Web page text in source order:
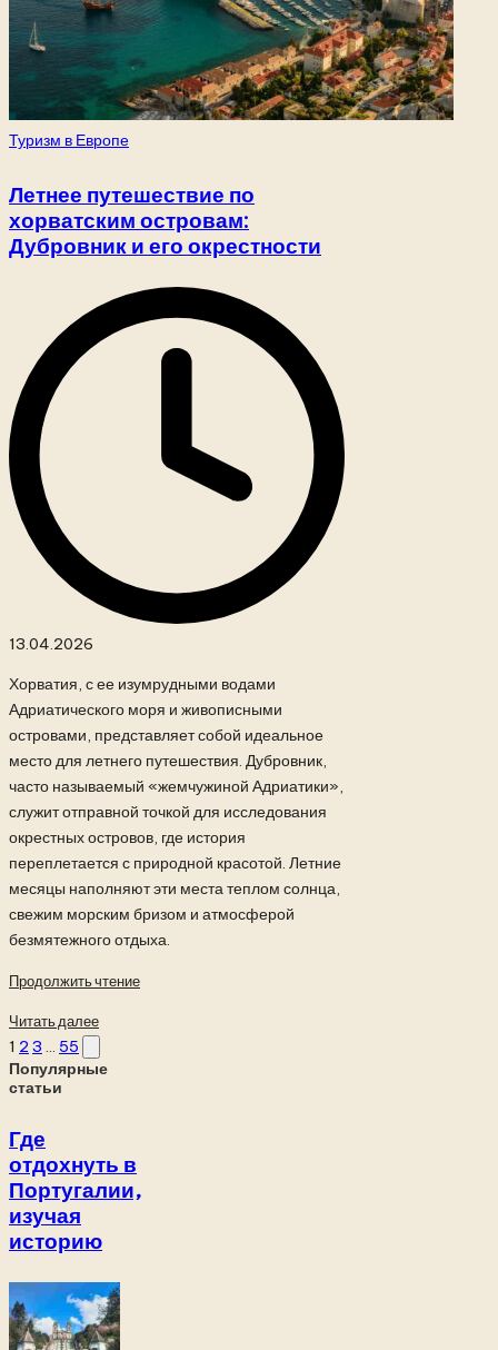
Опубликовано
Туризм в Европе
Летнее путешествие по
хорватским островам:
Дубровник и его окрестности
13.04.2026
Хорватия, с ее изумрудными водами
Адриатического моря и живописными
островами, представляет собой идеальное
место для летнего путешествия. Дубровник,
часто называемый «жемчужиной Адриатики»,
служит отправной точкой для исследования
окрестных островов, где история
переплетается с природной красотой. Летние
месяцы наполняют эти места теплом солнца,
свежим морским бризом и атмосферой
безмятежного отдыха.
Продолжить чтение
Читать далее
Пагинация
записей
1 2 3 … 55
страница
Популярные
статьи
Где
отдохнуть в
Португалии,
изучая
историю